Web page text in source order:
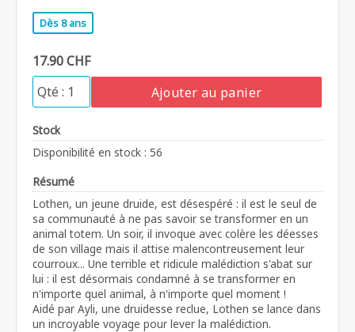
Dès 8 ans
17.90 CHF
Ajouter au panier
Stock
Disponibilité en stock : 56
Résumé
Lothen, un jeune druide, est désespéré : il est le seul de
sa communauté à ne pas savoir se transformer en un
animal totem. Un soir, il invoque avec colère les déesses
de son village mais il attise malencontreusement leur
courroux... Une terrible et ridicule malédiction s'abat sur
lui : il est désormais condamné à se transformer en
n'importe quel animal, à n'importe quel moment !
Aidé par Ayli, une druidesse reclue, Lothen se lance dans
un incroyable voyage pour lever la malédiction.